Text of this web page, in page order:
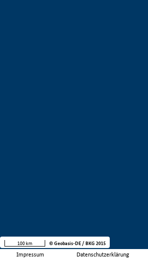
Impressum Datenschutzerklärung
100 km © Geobasis-DE / BKG 2015